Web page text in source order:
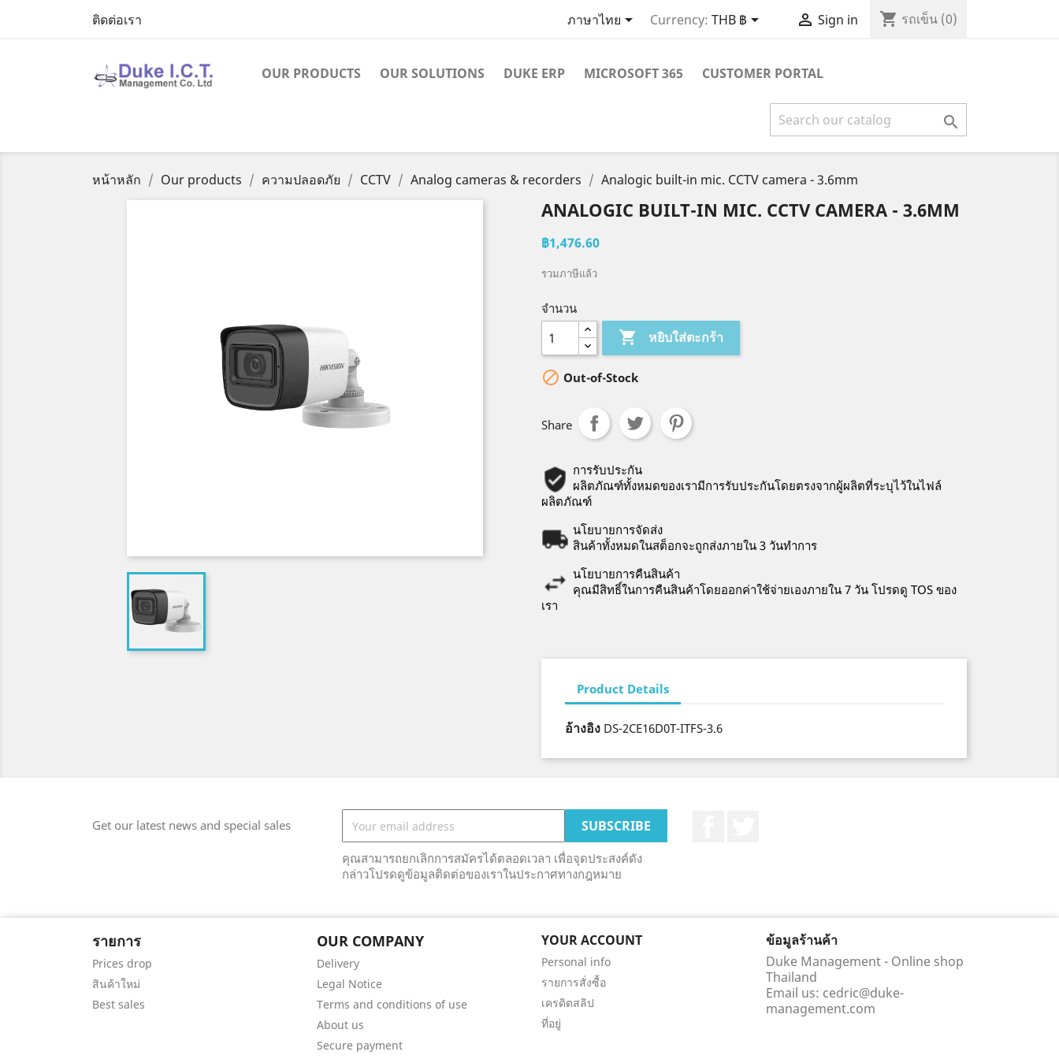
ติดต่อเรา ภาษาไทย Currency: THB ฿  Sign in shopping_cart รถเข็น (0)
OUR PRODUCTS OUR SOLUTIONS DUKE ERP MICROSOFT 365 CUSTOMER PORTAL

หน้าหลัก Our products ความปลอดภัย CCTV Analog cameras & recorders Analogic built-in mic. CCTV camera - 3.6mm
ANALOGIC BUILT-IN MIC. CCTV CAMERA - 3.6MM
฿1,476.60
รวมภาษีแล้ว
จำนวน
 หยิบใส่ตะกร้า
 Out-of-Stock
Share
การรับประกัน
ผลิตภัณฑ์ทั้งหมดของเรามีการรับประกันโดยตรงจากผู้ผลิตที่ระบุไว้ในไฟล์
ผลิตภัณฑ์
นโยบายการจัดส่ง
สินค้าทั้งหมดในสต็อกจะถูกส่งภายใน 3 วันทำการ
นโยบายการคืนสินค้า
คุณมีสิทธิ์ในการคืนสินค้าโดยออกค่าใช้จ่ายเองภายใน 7 วัน โปรดดู TOS ของ
เรา
Product Details
อ้างอิง DS-2CE16D0T-ITFS-3.6
Get our latest news and special sales
คุณสามารถยกเลิกการสมัครได้ตลอดเวลา เพื่อจุดประสงค์ดัง
กล่าวโปรดดูข้อมูลติดต่อของเราในประกาศทางกฎหมาย
รายการ
Prices drop
สินค้าใหม่
Best sales
OUR COMPANY
Delivery
Legal Notice
Terms and conditions of use
About us
Secure payment
YOUR ACCOUNT
Personal info
รายการสั่งซื้อ
เครดิตสลิป
ที่อยู่
ข้อมูลร้านค้า
Duke Management - Online shop
Thailand
Email us: cedric@duke-
management.com